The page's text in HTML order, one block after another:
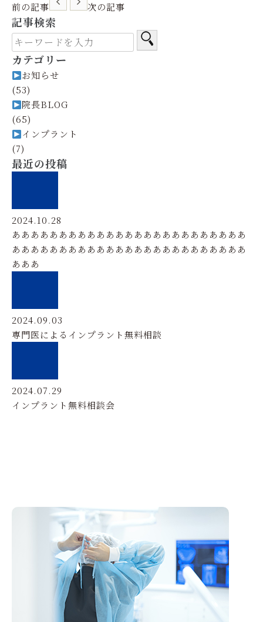
前の記事 次の記事
記事検索
カテゴリー
お知らせ
(53)
院長BLOG
(65)
インプラント
(7)
最近の投稿
2024.10.28
あああああああああああああああああああああああああ
あああああああああああああああああああああああああ
あああ
2024.09.03
専門医によるインプラント無料相談
2024.07.29
インプラント無料相談会